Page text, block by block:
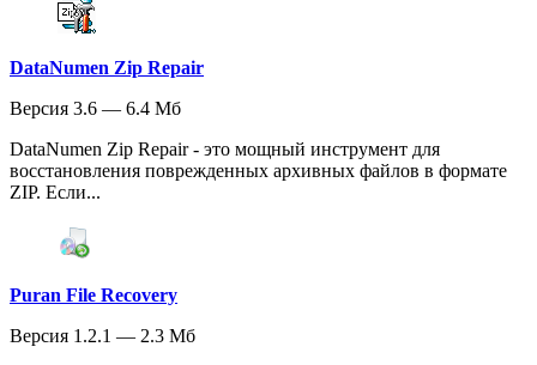
DataNumen Zip Repair
Версия 3.6 — 6.4 Мб
DataNumen Zip Repair - это мощный инструмент для
восстановления поврежденных архивных файлов в формате
ZIP. Если...
Puran File Recovery
Версия 1.2.1 — 2.3 Мб